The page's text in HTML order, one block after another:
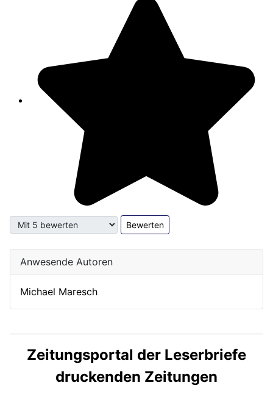
Anwesende Autoren
Michael Maresch
Bitte bewerten
Zeitungsportal der Leserbriefe
druckenden Zeitungen